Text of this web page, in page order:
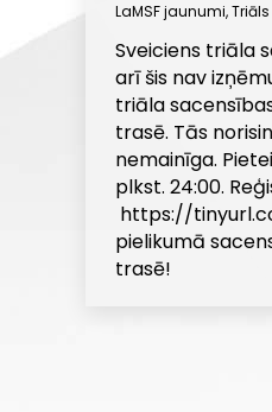
LaMSF jaunumi,Triāls
Sveiciens triāla
arī šis nav
triāla
trasē. Tās
nemainīga.
plkst. 24:00.
https://
pielikumā
trasē!